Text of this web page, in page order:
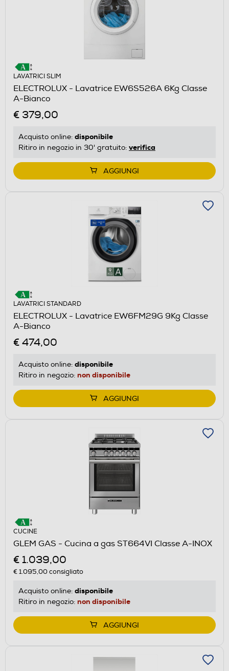
LAVATRICI SLIM
ELECTROLUX - Lavatrice EW6S526A 6Kg Classe
A-Bianco
€ 379,00
Acquisto online: disponibile
Ritiro in negozio in 30' gratuito: verifica
AGGIUNGI
LAVATRICI STANDARD
ELECTROLUX - Lavatrice EW6FM29G 9Kg Classe
A-Bianco
€ 474,00
Acquisto online: disponibile
Ritiro in negozio: non disponibile
AGGIUNGI
CUCINE
GLEM GAS - Cucina a gas ST664VI Classe A-INOX
€ 1.039,00
€ 1.095,00consigliato
Acquisto online: disponibile
Ritiro in negozio: non disponibile
AGGIUNGI